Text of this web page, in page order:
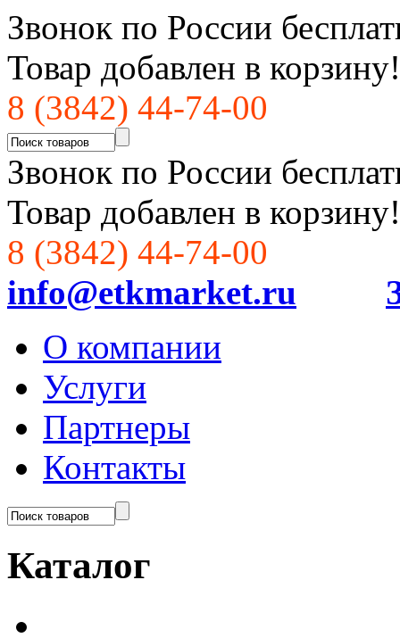
Звонок по России
Товар добавлен в корзину!
8 (3842) 44-74-00
Звонок по России
Товар добавлен в корзину!
8 (3842) 44-74-00
info@etkmarket.ru
О компании
Услуги
Партнеры
Контакты
Каталог